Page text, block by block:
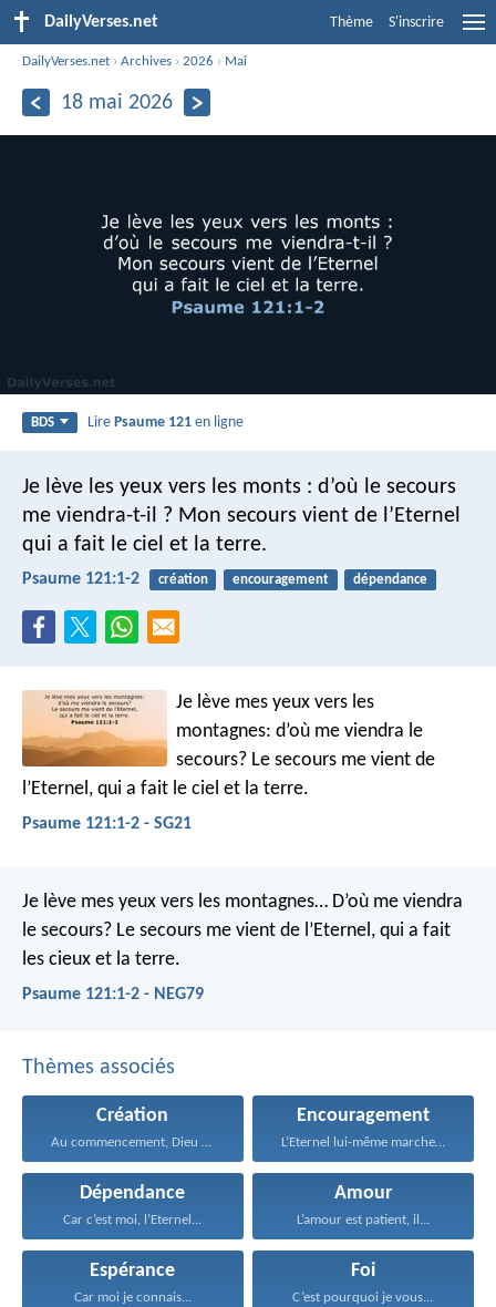
DailyVerses.net Thème S'inscrire
DailyVerses.net ›Archives ›2026 › Mai
18 mai 2026
BDS LirePsaume 121 en ligne
Je lève les yeux vers les monts : d’où le secours
me viendra-t-il ? Mon secours vient de l’Eternel
qui a fait le ciel et la terre.
Psaume 121:1-2 création encouragement dépendance
Je lève mes yeux vers les
montagnes: d’où me viendra le
secours? Le secours me vient de
l’Eternel, qui a fait le ciel et la terre.
Psaume 121:1-2 - SG21
Je lève mes yeux vers les montagnes… D’où me viendra
le secours? Le secours me vient de l’Eternel, qui a fait
les cieux et la terre.
Psaume 121:1-2 - NEG79
Thèmes associés
Création
Au commencement, Dieu créa...
Encouragement
L’Eternel lui-même marchera devant...
Dépendance
Car c’est moi, l’Eternel...
Amour
L’amour est patient, il...
Espérance
Car moi je connais...
Foi
C’est pourquoi je vous...